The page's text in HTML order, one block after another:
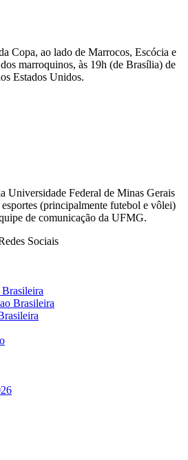
Copa, ao lado de Marrocos, Escócia e
marroquinos, às 19h (de Brasília) de
Estados Unidos.
Universidade Federal de Minas Gerais
(principalmente futebol e vôlei)
de comunicação da UFMG.
Sociais
Brasileira